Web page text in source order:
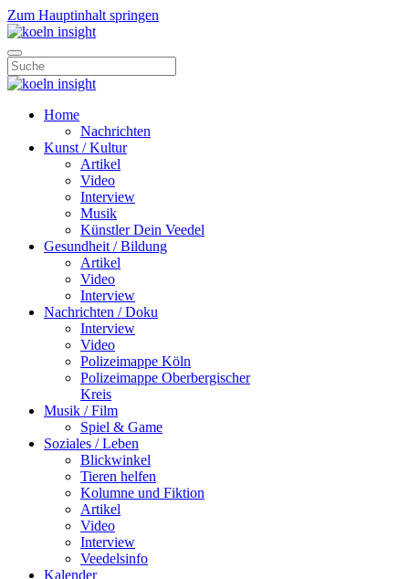
Zum Hauptinhalt springen
Home
Nachrichten
Kunst / Kultur
Artikel
Video
Interview
Musik
Künstler Dein Veedel
Gesundheit / Bildung
Artikel
Video
Interview
Nachrichten / Doku
Interview
Video
Polizeimappe Köln
Polizeimappe Oberbergischer
Kreis
Musik / Film
Spiel & Game
Soziales / Leben
Blickwinkel
Tieren helfen
Kolumne und Fiktion
Artikel
Video
Interview
Veedelsinfo
Kalender